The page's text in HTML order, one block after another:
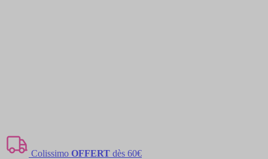
Colissimo OFFERT dès 60€